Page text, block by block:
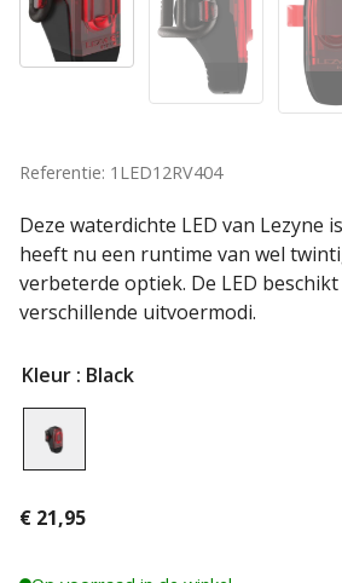
Referentie: 1LED12RV404
Deze waterdichte LED van Lezyne
heeft nu een runtime van wel
verbeterde optiek. De LED
verschillende uitvoermodi.
Kleur : Black
€ 21,95